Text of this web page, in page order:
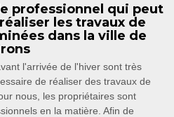
professionnel qui peut
les travaux de
dans la ville de
l'arrivée de l'hiver sont très
de réaliser des travaux de
nous, les propriétaires sont
en la matière. Afin de